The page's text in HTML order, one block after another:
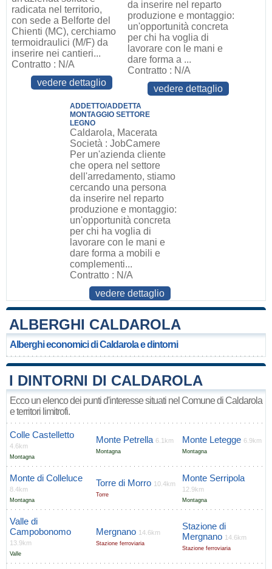
radicata nel territorio,
con sede a Belforte del
Chienti (MC), cerchiamo
termoidraulici (M/F) da
inserire nei cantieri...
Contratto : N/A
vedere dettaglio
da inserire nel reparto
produzione e montaggio:
un'opportunità concreta
per chi ha voglia di
lavorare con le mani e
dare forma a ...
Contratto : N/A
vedere dettaglio
ADDETTO/ADDETTA
MONTAGGIO SETTORE
LEGNO
Caldarola, Macerata
Società : JobCamere
Per un'azienda cliente
che opera nel settore
dell'arredamento, stiamo
cercando una persona
da inserire nel reparto
produzione e montaggio:
un'opportunità concreta
per chi ha voglia di
lavorare con le mani e
dare forma a mobili e
complementi...
Contratto : N/A
vedere dettaglio
ALBERGHI CALDAROLA
Alberghi economici di Caldarola e dintorni
I DINTORNI DI CALDAROLA
Ecco un elenco dei punti d'interesse situati nel Comune di Caldarola
e territori limitrofi.
Colle Castelletto
4.6km
Montagna
Monte Petrella 6.1km
Montagna
Monte Letegge 6.9km
Montagna
Monte di Colleluce
8.4km
Montagna
Torre di Morro 10.4km
Torre
Monte Serripola
12.9km
Montagna
Valle di
Campobonomo
13.9km
Valle
Mergnano 14.6km
Stazione ferroviaria
Stazione di
Mergnano 14.6km
Stazione ferroviaria